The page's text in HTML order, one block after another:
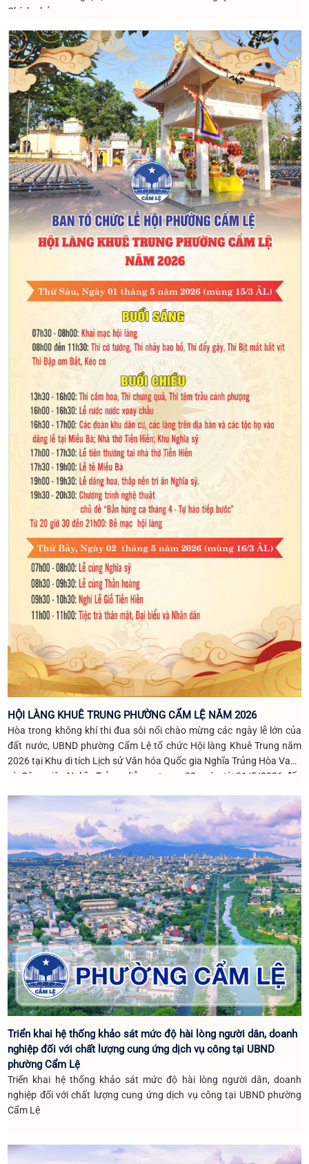
Chính phủ
HỘI LÀNG KHUÊ TRUNG PHƯỜNG CẨM LỆ NĂM 2026
Hòa trong không khí thi đua sôi nổi chào mừng các ngày lễ lớn của
đất nước, UBND phường Cẩm Lệ tổ chức Hội làng Khuê Trung năm
2026 tại Khu di tích Lịch sử Văn hóa Quốc gia Nghĩa Trủng Hòa Vang
và Công viên Nghĩa Trủng, diễn ra trong 02 ngày từ 01/5/2026 đến
Triển khai hệ thống khảo sát mức độ hài lòng người dân, doanh
nghiệp đối với chất lượng cung ứng dịch vụ công tại UBND
phường Cẩm Lệ
Triển khai hệ thống khảo sát mức độ hài lòng người dân, doanh
nghiệp đối với chất lượng cung ứng dịch vụ công tại UBND phường
Cẩm Lệ